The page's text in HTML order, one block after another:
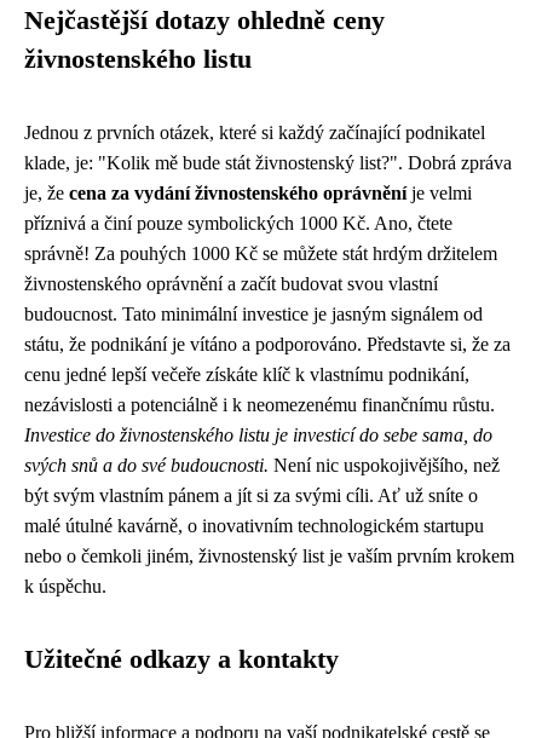
Nejčastější dotazy ohledně ceny
živnostenského listu
Jednou z prvních otázek, které si každý začínající podnikatel
klade, je: "Kolik mě bude stát živnostenský list?". Dobrá zpráva
je, že cena za vydání živnostenského oprávněníje velmi
příznivá a činí pouze symbolických 1000 Kč. Ano, čtete
správně! Za pouhých 1000 Kč se můžete stát hrdým držitelem
živnostenského oprávnění a začít budovat svou vlastní
budoucnost. Tato minimální investice je jasným signálem od
státu, že podnikání je vítáno a podporováno. Představte si, že za
cenu jedné lepší večeře získáte klíč k vlastnímu podnikání,
nezávislosti a potenciálně i k neomezenému finančnímu růstu.
Investice do živnostenského listu je investicí do sebe sama, do
svých snů a do své budoucnosti. Není nic uspokojivějšího, než
být svým vlastním pánem a jít si za svými cíli. Ať už sníte o
malé útulné kavárně, o inovativním technologickém startupu
nebo o čemkoli jiném, živnostenský list je vaším prvním krokem
k úspěchu.
Užitečné odkazy a kontakty
Pro bližší informace a podporu na vaší podnikatelské cestě se